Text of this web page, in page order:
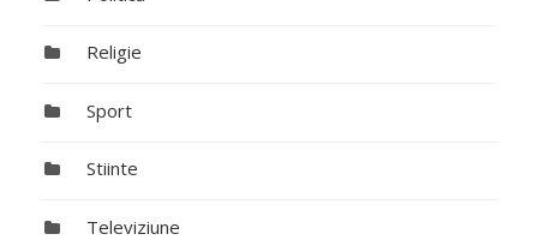
Religie
Sport
Stiinte
Televiziune